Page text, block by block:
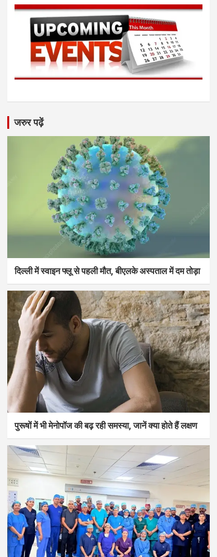
जरुर पढ़ें
दिल्ली में स्वाइन फ्लू से पहली मौत, बीएलके अस्पताल में दम तोड़ा
पुरूषों में भी मेनोपॉज की बढ़ रही समस्या, जानें क्या होते हैं लक्षण